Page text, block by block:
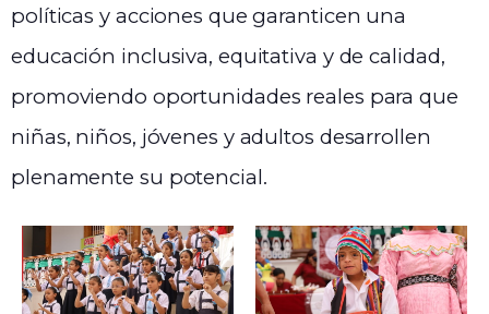
políticas y acciones que garanticen una
educación inclusiva, equitativa y de calidad,
promoviendo oportunidades reales para que
niñas, niños, jóvenes y adultos desarrollen
plenamente su potencial.